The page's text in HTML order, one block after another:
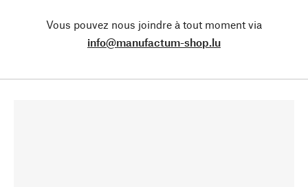
Vous pouvez nous joindre à tout moment via
info@manufactum-shop.lu